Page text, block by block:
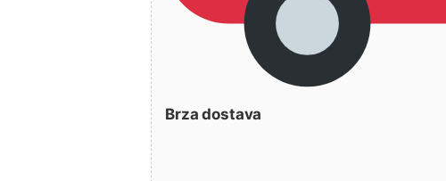
Brza dostava